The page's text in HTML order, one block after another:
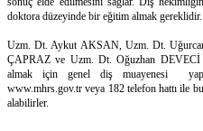
doktora düzeyinde bir eğitim almak gereklidir.
Uzm. Dt. Aykut AKSAN, Uzm. Dt.
ÇAPRAZ ve Uzm. Dt. Oğuzhan DEVECİ
almak için genel diş muayenesi
www.mhrs.gov.tr veya 182 telefon hattı ile
alabilirler.